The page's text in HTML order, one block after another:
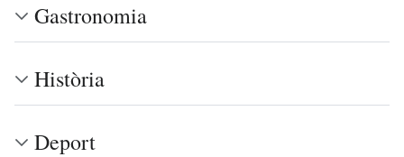
Gastronomia
Història
Deport